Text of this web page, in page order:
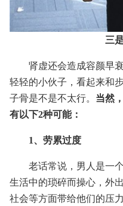
三
肾虚还会造成容颜早
轻轻的小伙子，看起来和
子骨是不是不太行。 当然
有以下2种可能：
1、劳累过度
老话常说，男人是一
生活中的琐碎而操心，外
社会等方面带给他们的压